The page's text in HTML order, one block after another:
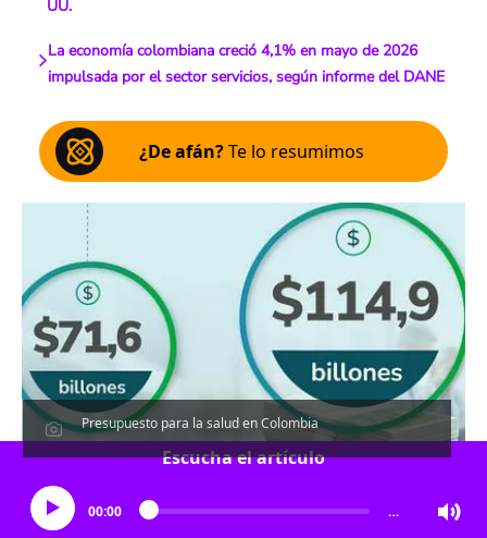
UU.
La economía colombiana creció 4,1% en mayo de 2026
impulsada por el sector servicios, según informe del DANE
¿De afán?Te lo resumimos
Presupuesto para la salud en Colombia
Escucha el artículo
00:00 …